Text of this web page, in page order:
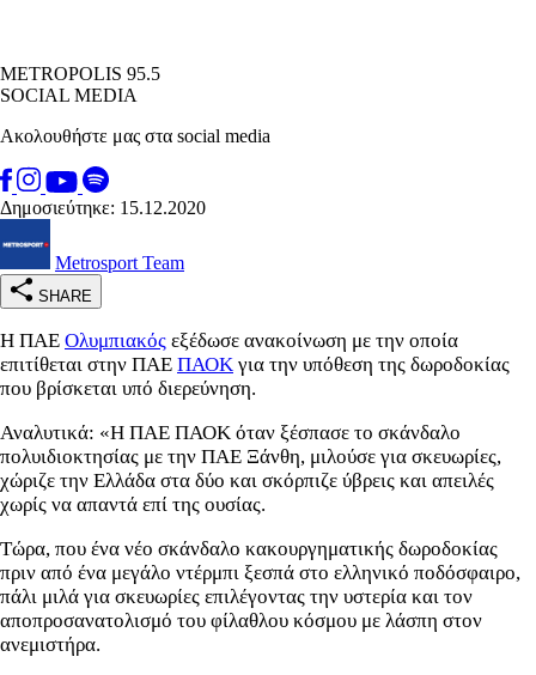
METROPOLIS 95.5
SOCIAL MEDIA
Ακολουθήστε μας στα social media
Δημοσιεύτηκε: 15.12.2020
Metrosport Team
SHARE
Η ΠΑΕ Ολυμπιακός εξέδωσε ανακοίνωση με την οποία
επιτίθεται στην ΠΑΕ ΠΑΟΚ για την υπόθεση της δωροδοκίας
που βρίσκεται υπό διερεύνηση.
Αναλυτικά: «Η ΠΑΕ ΠΑΟΚ όταν ξέσπασε το σκάνδαλο
πολυιδιοκτησίας με την ΠΑΕ Ξάνθη, μιλούσε για σκευωρίες,
χώριζε την Ελλάδα στα δύο και σκόρπιζε ύβρεις και απειλές
χωρίς να απαντά επί της ουσίας.
Τώρα, που ένα νέο σκάνδαλο κακουργηματικής δωροδοκίας
πριν από ένα μεγάλο ντέρμπι ξεσπά στο ελληνικό ποδόσφαιρο,
πάλι μιλά για σκευωρίες επιλέγοντας την υστερία και τον
αποπροσανατολισμό του φίλαθλου κόσμου με λάσπη στον
ανεμιστήρα.